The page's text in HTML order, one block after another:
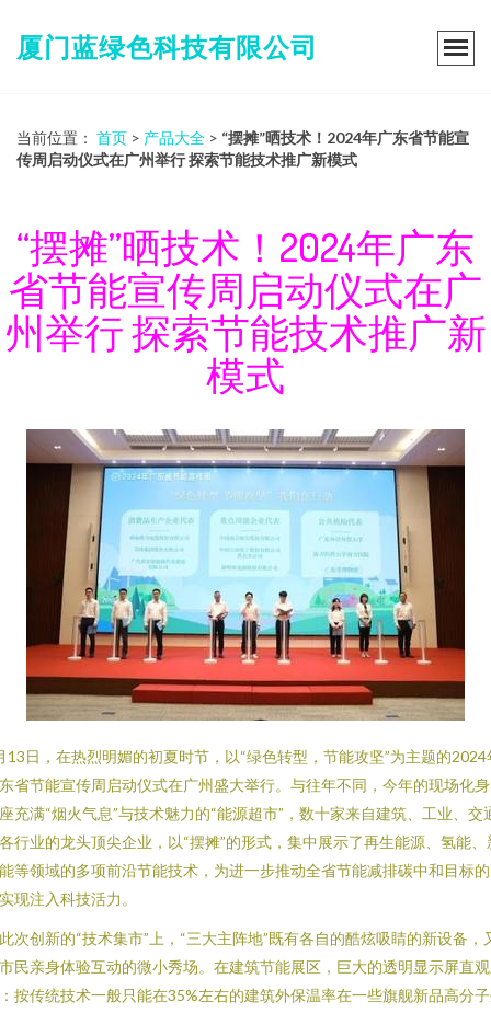
厦门蓝绿色科技有限公司
当前位置： 首页 > 产品大全 > “摆摊”晒技术！2024年广东省节能宣
传周启动仪式在广州举行 探索节能技术推广新模式
“摆摊”晒技术！2024年广东
省节能宣传周启动仪式在广
州举行 探索节能技术推广新
模式
13日，在热烈明媚的初夏时节，以“绿色转型，节能攻坚”为主题的2024
省节能宣传周启动仪式在广州盛大举行。与往年不同，今年的现场化
充满“烟火气息”与技术魅力的“能源超市”，数十家来自建筑、工业、交
行业的龙头顶尖企业，以“摆摊”的形式，集中展示了再生能源、氢能、
等领域的多项前沿节能技术，为进一步推动全省节能减排碳中和目标
现注入科技活力。
次创新的“技术集市”上，“三大主阵地”既有各自的酷炫吸睛的新设备，
民亲身体验互动的微小秀场。在建筑节能展区，巨大的透明显示屏直
按传统技术一般只能在35%左右的建筑外保温率在一些旗舰新品高分